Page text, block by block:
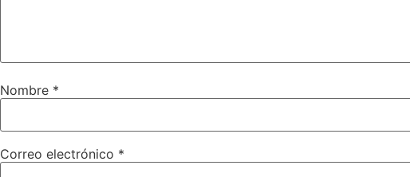
Nombre *
Correo electrónico *